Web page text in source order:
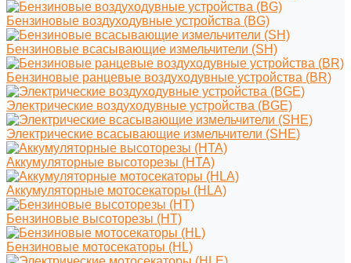
Бензиновые воздуходувные устройства (BG)
Бензиновые всасывающие измельчители (SH)
Бензиновые ранцевые воздуходувные устройства (BR)
Электрические воздуходувные устройства (BGE)
Электрические всасывающие измельчители (SHE)
Аккумуляторные высоторезы (HTA)
Аккумуляторные мотосекаторы (HLA)
Бензиновые высоторезы (HT)
Бензиновые мотосекаторы (HL)